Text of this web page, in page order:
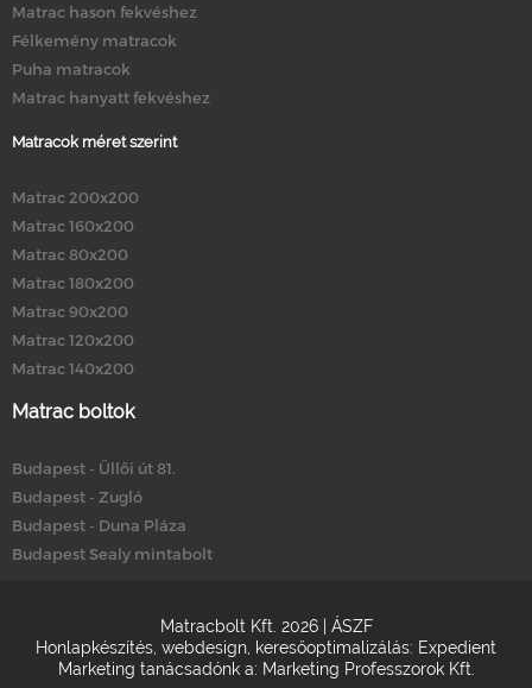
Matrac hason fekvéshez
Félkemény matracok
Puha matracok
Matrac hanyatt fekvéshez
Matracok méret szerint
Matrac 200x200
Matrac 160x200
Matrac 80x200
Matrac 180x200
Matrac 90x200
Matrac 120x200
Matrac 140x200
Matrac boltok
Budapest - Üllői út 81.
Budapest - Zugló
Budapest - Duna Pláza
Budapest Sealy mintabolt
Matracbolt Kft. 2026 | ÁSZF
Honlapkészítés webdesign keresőoptimalizálás: Expedient
Marketing tanácsadónk a: Marketing Professzorok Kft.